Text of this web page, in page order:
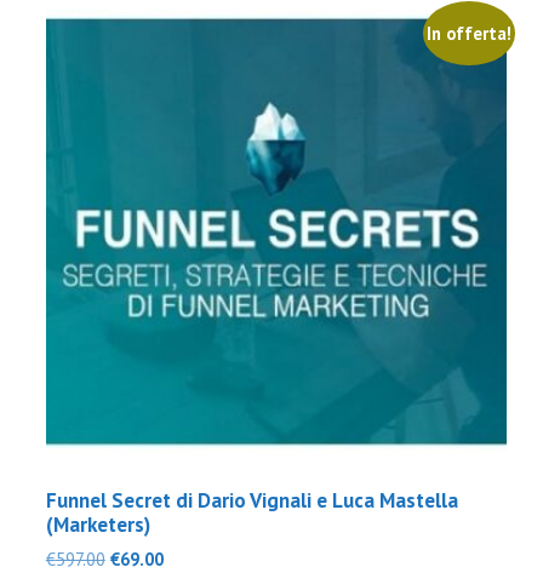
In offerta!
Funnel Secret di Dario Vignali e Luca Mastella
(Marketers)
€597.00 Il
€69.00Il